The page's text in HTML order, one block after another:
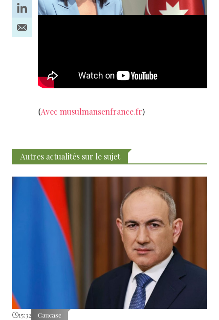
(Avec musulmansenfrance.fr)
Autres actualités sur le sujet
15:32 Caucase